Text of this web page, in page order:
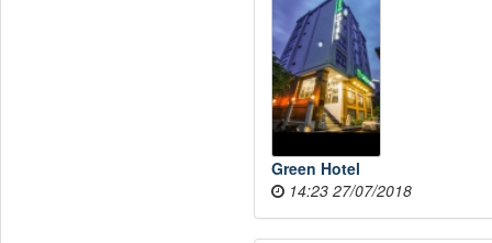
Green Hotel
14:23 27/07/2018